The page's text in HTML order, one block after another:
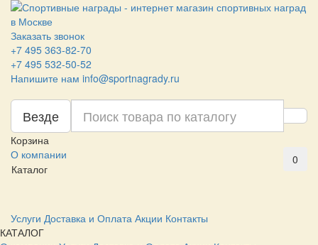
Заказать звонок
+7 495 363-82-70
+7 495 532-50-52
Напишите нам info@sportnagrady.ru
Везде
Корзина
0
О компании
Каталог
Услуги Доставка и Оплата Акции Контакты
КАТАЛОГ